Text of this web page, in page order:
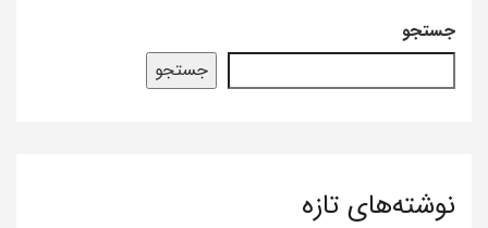
جستجو
جستجو
نوشته‌های تازه